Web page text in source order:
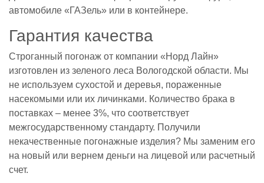
автомобиле «ГАЗель» или в контейнере.
Гарантия качества
Строганный погонаж от компании «Норд Лайн»
изготовлен из зеленого леса Вологодской области. Мы
не используем сухостой и деревья, пораженные
насекомыми или их личинками. Количество брака в
поставках – менее 3%, что соответствует
межгосударственному стандарту. Получили
некачественные погонажные изделия? Мы заменим его
на новый или вернем деньги на лицевой или расчетный
счет.